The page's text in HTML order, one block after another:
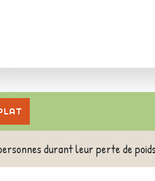
durant leur perte de poids